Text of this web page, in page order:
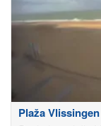
Plaža Vlissingen